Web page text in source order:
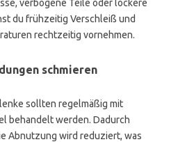
verbogene Teile oder lockere
du frühzeitig Verschleiß und
rechtzeitig vornehmen.
schmieren
sollten regelmäßig mit
behandelt werden. Dadurch
Abnutzung wird reduziert, was